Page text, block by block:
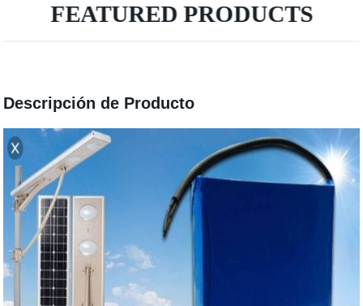
FEATURED PRODUCTS
Descripción de Producto